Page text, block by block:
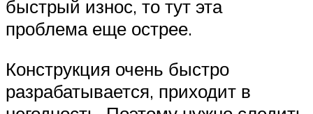
быстрый износ, то тут эта
проблема еще острее.
Конструкция очень быстро
разрабатывается, приходит в